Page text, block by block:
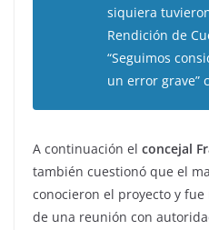
siquiera
Rendición de
“Seguimos
un error grave”
A continuación el concejal
también cuestionó que el
conocieron el proyecto y
de una reunión con